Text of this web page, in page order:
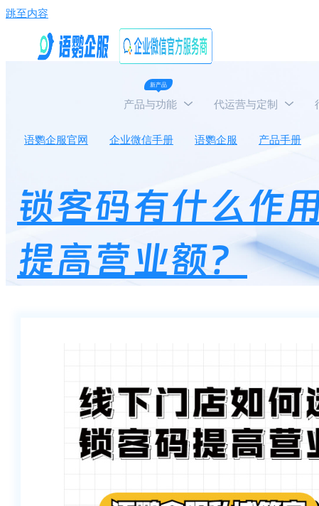
跳至内容
新产品
产品与功能 代运营与定制
语鹦企服官网 企业微信手册 语鹦企服 产品手册
锁客码有什么作
提高营业额？